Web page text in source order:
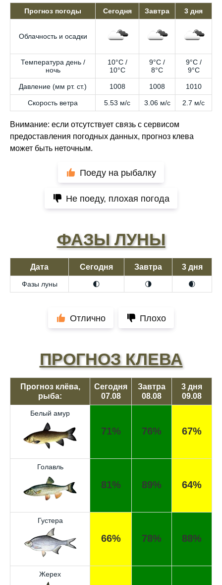
Прогноз погоды Сегодня Завтра 3 дня
Облачность и осадки
Температура день /
ночь
10°C /
10°C
9°C /
8°C
9°C /
9°C
Давление (мм рт. ст.) 1008 1008 1010
Скорость ветра 5.53 м/с 3.06 м/с 2.7 м/с
Внимание: если отсутствует связь с сервисом
предоставления погодных данных, прогноз клева
может быть неточным.
Поеду на рыбалку
Не поеду, плохая погода
ФАЗЫ ЛУНЫ
Дата Сегодня Завтра 3 дня
Фазы луны 🌓 🌗 🌒
Отлично Плохо
ПРОГНОЗ КЛЕВА
Прогноз клёва,
рыба:
Сегодня
07.08
Завтра
08.08
3 дня
09.08
Белый амур
71% 76% 67%
Голавль
81% 89% 64%
Густера
66% 78% 88%
Жерех